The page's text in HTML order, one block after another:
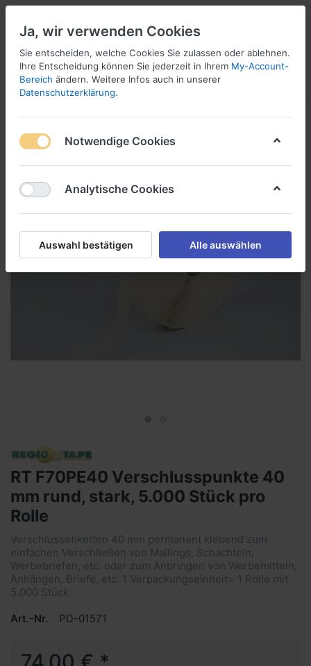
Menü Anmelden Wunschliste
1
RT F70PE40 Verschlusspunkte 40
mm rund, stark, 5.000 Stück pro
Rolle
Verschlussetiketten 40 mm permanent klebend zum
einfachen Verschließen von Mailings, Schachteln,
Werbebriefen, etc. oder zum Anbringen von Werbemitteln,
Anhängen, Briefe, etc. 1 Verpackungseinheit= 1 Rolle mit
5.000 Stück
Art.-Nr.
PD-01571
Ja, wir verwenden Cookies
Sie entscheiden, welche Cookies Sie zulassen oder ablehnen.
Ihre Entscheidung können Sie jederzeit in Ihrem My-Account-
Bereich ändern. Weitere Infos auch in unserer
Datenschutzerklärung.
Notwendige Cookies
Analytische Cookies
Auswahl bestätigen Alle auswählen